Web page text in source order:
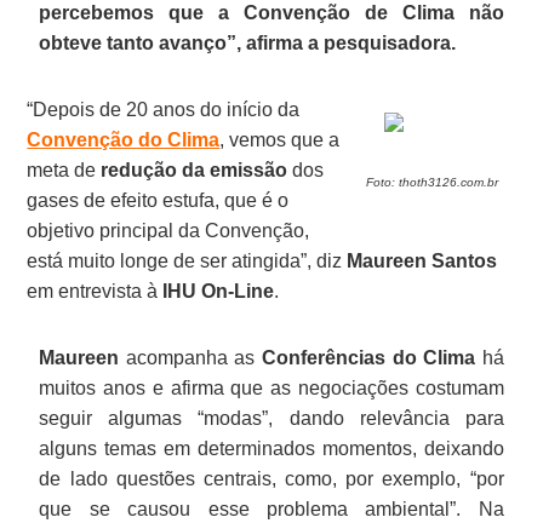
percebemos que a Convenção de Clima não
obteve tanto avanço”, afirma a pesquisadora.
Foto: thoth3126.com.br
“Depois de 20 anos do início da
Convenção do Clima, vemos que a
meta de redução da emissão dos
gases de efeito estufa, que é o
objetivo principal da Convenção,
está muito longe de ser atingida”, diz Maureen Santos
em entrevista à
IHU On-Line.
Maureen acompanha as Conferências do Clima há
muitos anos e afirma que as negociações costumam
seguir algumas “modas”, dando relevância para
alguns temas em determinados momentos, deixando
de lado questões centrais, como, por exemplo, “por
que se causou esse problema ambiental”. Na